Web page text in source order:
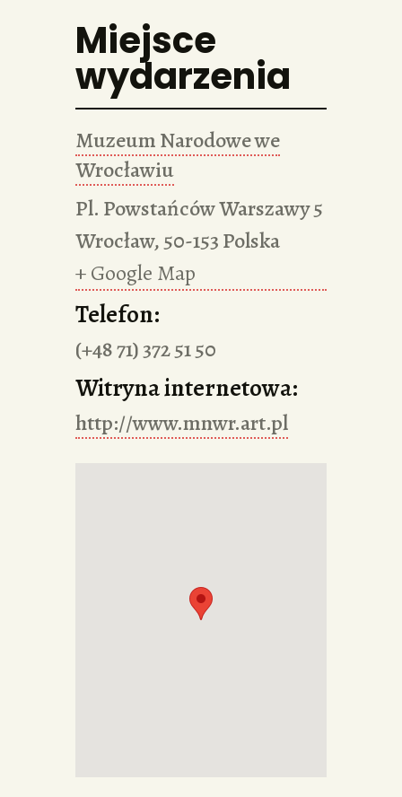
Miejsce
wydarzenia
Muzeum Narodowe we
Wrocławiu
Pl. Powstańców Warszawy 5
Wrocław,50-153Polska
+ Google Map
Telefon:
(+48 71) 372 51 50
Witryna internetowa:
http://www.mnwr.art.pl